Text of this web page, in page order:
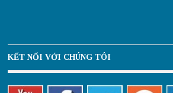
KẾT NỐI VỚI CHÚNG TÔI